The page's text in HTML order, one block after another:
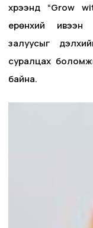
хүрээнд “Grow
ерөнхий ивээн
залуусыг
суралцах
байна.